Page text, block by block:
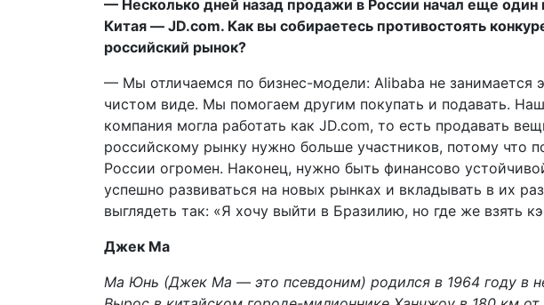
— Несколько дней назад продажи в России начал еще один
Китая — JD.com. Как вы собираетесь противостоять
российский рынок?
— Мы отличаемся по бизнес-модели: Alibaba не занимается
чистом виде. Мы помогаем другим покупать и подавать.
компания могла работать как JD.com, то есть продавать
российскому рынку нужно больше участников, потому что
России огромен. Наконец, нужно быть финансово
успешно развиваться на новых рынках и вкладывать в их
выглядеть так: «Я хочу выйти в Бразилию, но где же взять
Джек Ма
Ма Юнь (Джек Ма — это псевдоним) родился в 1964 году в